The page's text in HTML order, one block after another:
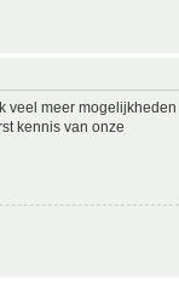
veel meer mogelijkheden
kennis van onze